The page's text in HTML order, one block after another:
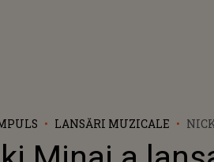
LANSĂRI MUZICALE